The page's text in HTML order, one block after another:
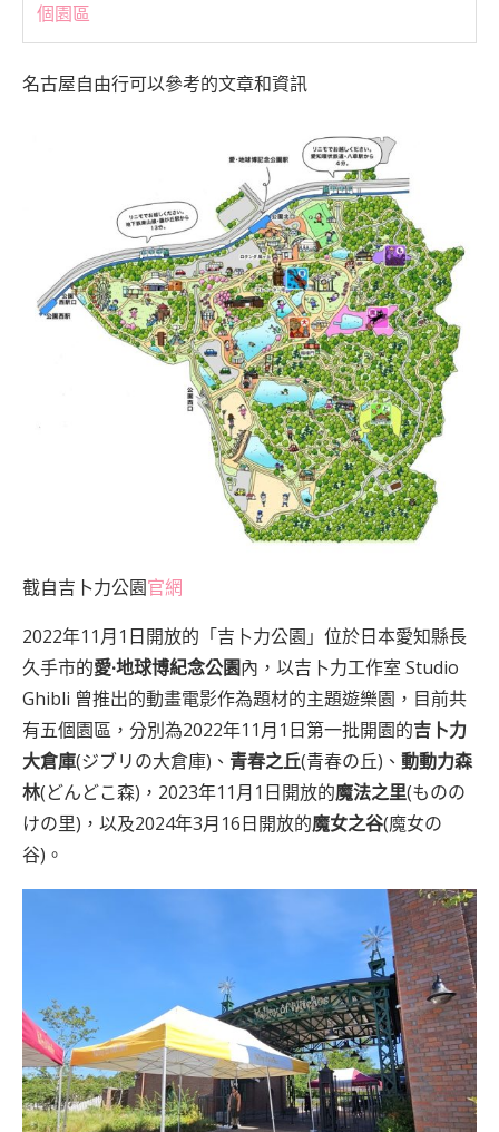
個園區
名古屋自由行可以參考的文章和資訊
截自吉卜力公園官網
2022年11月1日開放的「吉卜力公園」位於日本愛知縣長
久手市的愛·地球博紀念公園內，以吉卜力工作室 Studio
Ghibli 曾推出的動畫電影作為題材的主題遊樂園，目前共
有五個園區，分別為2022年11月1日第一批開園的吉卜力
大倉庫(ジブリの大倉庫)、 青春之丘(青春の丘)、 動動力森
林(どんどこ森)，2023年11月1日開放的魔法之里(ものの
けの里)，以及2024年3月16日開放的魔女之谷(魔女の
谷)。